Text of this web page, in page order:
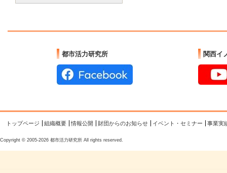
都市活力研究所 関西イ
トップページ 組織概要 情報公開 財団からのお知らせ イベント・セミナー 事業実
Copyright © 2005-2026 都市活力研究所 All rights reserved.